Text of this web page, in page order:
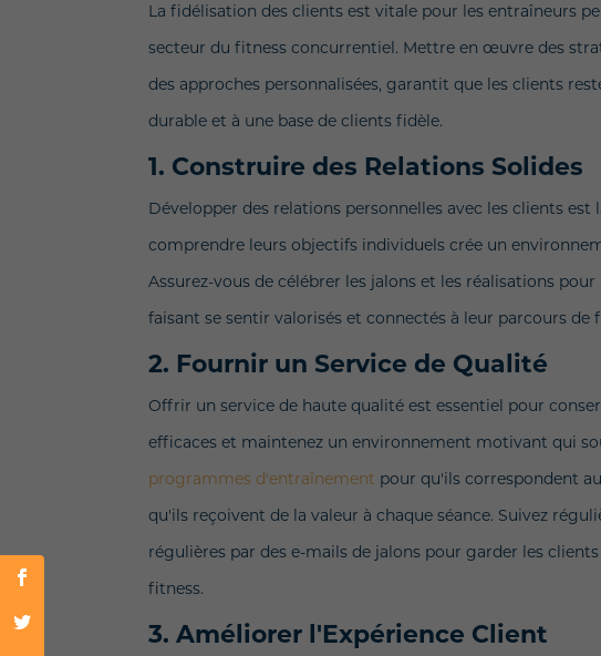
La fidélisation des clients est vitale pour les entraîneurs
secteur du fitness concurrentiel. Mettre en œuvre des
des approches personnalisées, garantit que les clients
durable et à une base de clients fidèle.
1. Construire des Relations Solides
Développer des relations personnelles avec les clients
comprendre leurs objectifs individuels crée un
Assurez-vous de célébrer les jalons et les réalisations
faisant se sentir valorisés et connectés à leur parcours de
2. Fournir un Service de Qualité
Offrir un service de haute qualité est essentiel pour
efficaces et maintenez un environnement motivant qui
programmes d'entraînement pour qu'ils correspondent
qu'ils reçoivent de la valeur à chaque séance. Suivez
régulières par des e-mails de jalons pour garder les
fitness.
3. Améliorer l'Expérience Client